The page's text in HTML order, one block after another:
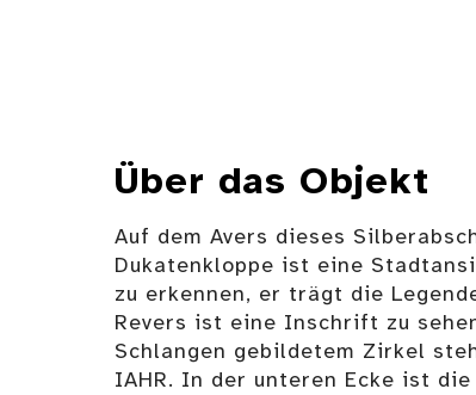
Über das Objekt
Auf dem Avers dieses
Dukatenkloppe ist eine
zu erkennen, er trägt die
Revers ist eine Inschrift zu
Schlangen gebildetem Zirkel
IAHR. In der unteren Ecke ist